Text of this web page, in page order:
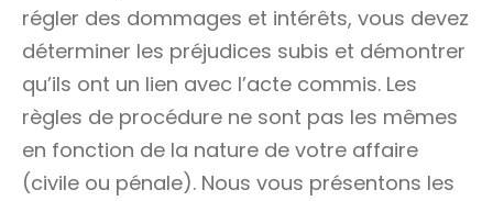
régler des dommages et intérêts, vous devez
déterminer les préjudices subis et démontrer
qu’ils ont un lien avec l’acte commis. Les
règles de procédure ne sont pas les mêmes
en fonction de la nature de votre affaire
(civile ou pénale). Nous vous présentons les